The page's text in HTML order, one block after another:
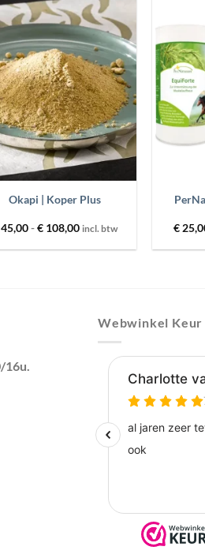
Toevoegen
aan
wenslijst
Okapi | Koper Plus
45,00-€ 108,00Prijsklasse:
tot
incl. btw €
16u.
Webwinkel Keur